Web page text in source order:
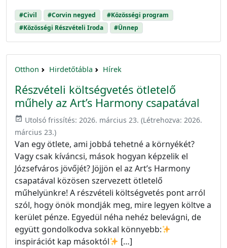
#Civil #Corvin negyed
#Közösségi program
#Közösségi Részvételi Iroda
#Ünnep
Otthon Hirdetőtábla Hírek
Részvételi költségvetés ötletelő
műhely az Art’s Harmony csapatával
event_available Utolsó frissítés: 2026. március 23. (Létrehozva: 2026.
március 23.)
Van egy ötlete, ami jobbá tehetné a környékét?
Vagy csak kíváncsi, mások hogyan képzelik el
Józsefváros jövőjét? Jöjjön el az Art’s Harmony
csapatával közösen szervezett ötletelő
műhelyünkre! A részvételi költségvetés pont arról
szól, hogy önök mondják meg, mire legyen költve a
kerület pénze. Egyedül néha nehéz belevágni, de
együtt gondolkodva sokkal könnyebb:
inspirációt kap másoktól
[…]